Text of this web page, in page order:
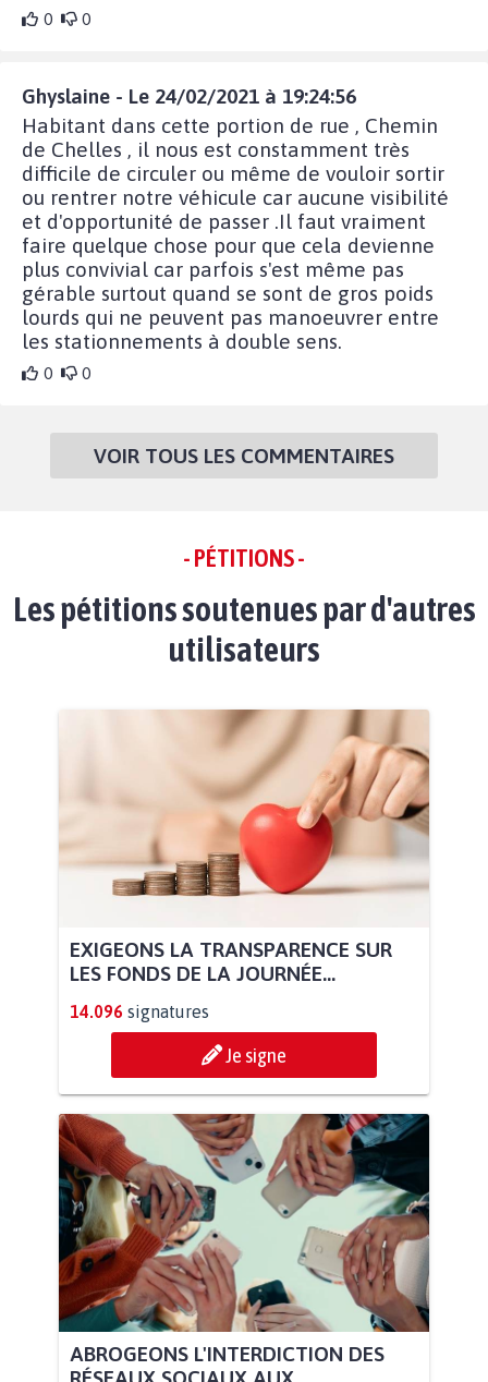
0 0
Ghyslaine - Le 24/02/2021 à 19:24:56
Habitant dans cette portion de rue , Chemin
de Chelles , il nous est constamment très
difficile de circuler ou même de vouloir sortir
ou rentrer notre véhicule car aucune visibilité
et d'opportunité de passer .Il faut vraiment
faire quelque chose pour que cela devienne
plus convivial car parfois s'est même pas
gérable surtout quand se sont de gros poids
lourds qui ne peuvent pas manoeuvrer entre
les stationnements à double sens.
0 0
VOIR TOUS LES COMMENTAIRES
- PÉTITIONS -
Les pétitions soutenues par d'autres
utilisateurs
EXIGEONS LA TRANSPARENCE SUR
LES FONDS DE LA JOURNÉE...
14.096 signatures
Je signe
ABROGEONS L'INTERDICTION DES